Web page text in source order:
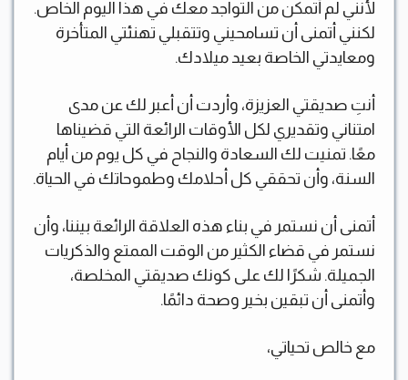
لأنني لم أتمكن من التواجد معك في هذا اليوم الخاص.
لكنني أتمنى أن تسامحيني وتتقبلي تهنئتي المتأخرة
ومعايدتي الخاصة بعيد ميلادك.
أنتِ صديقتي العزيزة، وأردت أن أعبر لك عن مدى
امتناني وتقديري لكل الأوقات الرائعة التي قضيناها
معًا. تمنيت لك السعادة والنجاح في كل يوم من أيام
السنة، وأن تحققي كل أحلامك وطموحاتك في الحياة.
أتمنى أن نستمر في بناء هذه العلاقة الرائعة بيننا، وأن
نستمر في قضاء الكثير من الوقت الممتع والذكريات
الجميلة. شكرًا لك على كونك صديقتي المخلصة،
وأتمنى أن تبقين بخير وصحة دائمًا.
مع خالص تحياتي،